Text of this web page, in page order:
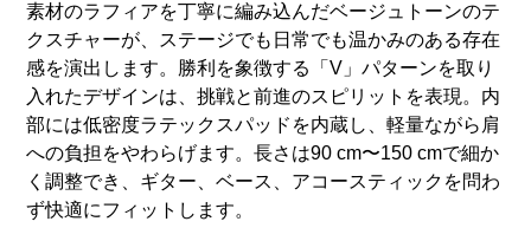
素材のラフィアを丁寧に編み込んだベージュトーンのテ
クスチャーが、ステージでも日常でも温かみのある存在
感を演出します。勝利を象徴する「V」パターンを取り
入れたデザインは、挑戦と前進のスピリットを表現。内
部には低密度ラテックスパッドを内蔵し、軽量ながら肩
への負担をやわらげます。長さは90 cm〜150 cmで細か
く調整でき、ギター、ベース、アコースティックを問わ
ず快適にフィットします。